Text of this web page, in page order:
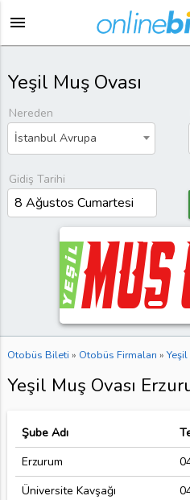
menu
Yeşil Muş Ovası
Nereden
İstanbul Avrupa
Gidiş Tarihi
Otobüs Bileti » Otobüs Firmaları » Yeşil
Yeşil Muş Ovası
Şube Adı
Erzurum
Üniversite Kavşağı